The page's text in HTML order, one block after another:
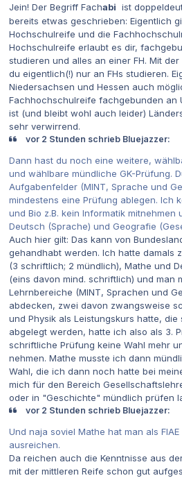
Jein! Der Begriff Fachabi ist
bereits etwas geschrieben: Eigentlich
Hochschulreife und die
Hochschulreife erlaubt es dir,
studieren und alles an einer FH. Mit
du eigentlich(!) nur an FHs studieren.
Niedersachsen und Hessen auch
Fachhochschulreife fachgebunden an
ist (und bleibt wohl auch leider)
sehr verwirrend.
vor 2 Stunden schrieb Bluejazzer:
Dann hast du noch eine weitere,
und wählbare mündliche GK-Prüfung.
Aufgabenfelder (MINT, Sprache und
mindestens eine Prüfung ablegen. Ich
und Bio z.B. kein Informatik mitnehmen
Deutsch (Sprache) und Geografie
Auch hier gilt: Das kann von
gehandhabt werden. Ich hatte damals
(3 schriftlich; 2 mündlich), Mathe und
(eins davon mind. schriftlich) und man
Lehrnbereiche (MINT, Sprachen und
abdecken, zwei davon zwangsweise
und Physik als Leistungskurs hatte,
abgelegt werden, hatte ich also als 3.
schriftliche Prüfung keine Wahl mehr
nehmen. Mathe musste ich dann
Wahl, die ich dann noch hatte bei
mich für den Bereich
oder in "Geschichte" mündlich prüfen
vor 2 Stunden schrieb Bluejazzer:
Und naja soviel Mathe hat man als
ausreichen.
Da reichen auch die Kenntnisse aus
mit der mittleren Reife schon gut